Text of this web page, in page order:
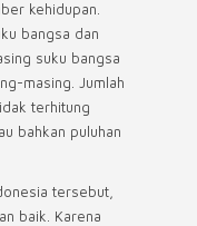
kehidupan.
bangsa dan
suku bangsa
masing. Jumlah
terhitung
bahkan puluhan
tersebut,
baik. Karena